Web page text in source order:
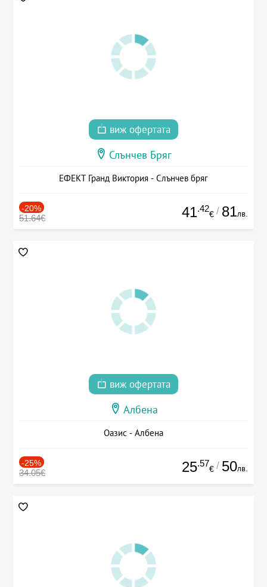
виж офертата
Слънчев Бряг
ЕФЕКТ Гранд Виктория - Слънчев бряг
-20%
51.64€ 41.42
€ / 81лв.
виж офертата
Албена
Оазис - Албена
-25%
34.05€ 25.57
€ / 50лв.